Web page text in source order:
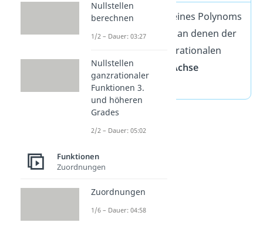
Die Nullstellen eines Polynoms
sind die Stellen, an denen der
der ganzrationalen
Funktion die
x-Achse
schneidet
Nullstellen
berechnen
1/2 – Dauer: 03:27
Nullstellen
ganzrationaler
Funktionen 3.
und höheren
Grades
2/2 – Dauer: 05:02
Funktionen
Zuordnungen
Zuordnungen
1/6 – Dauer: 04:58